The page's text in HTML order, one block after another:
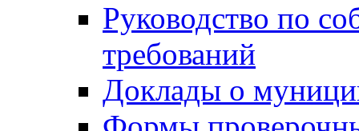
Руководство по
требований
Доклады о